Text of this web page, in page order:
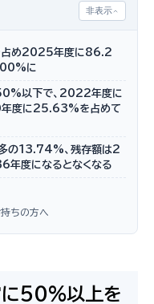
非表示
占め2025年度に86.2
に
以下で、2022年度に
度に25.63%を占めて
の13.74%、残存額は2
度になるとなくなる
ちの方へ
に50%以上を